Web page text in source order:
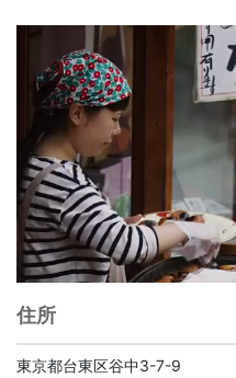
住所
東京都台東区谷中3-7-9